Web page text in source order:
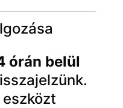
órán belül